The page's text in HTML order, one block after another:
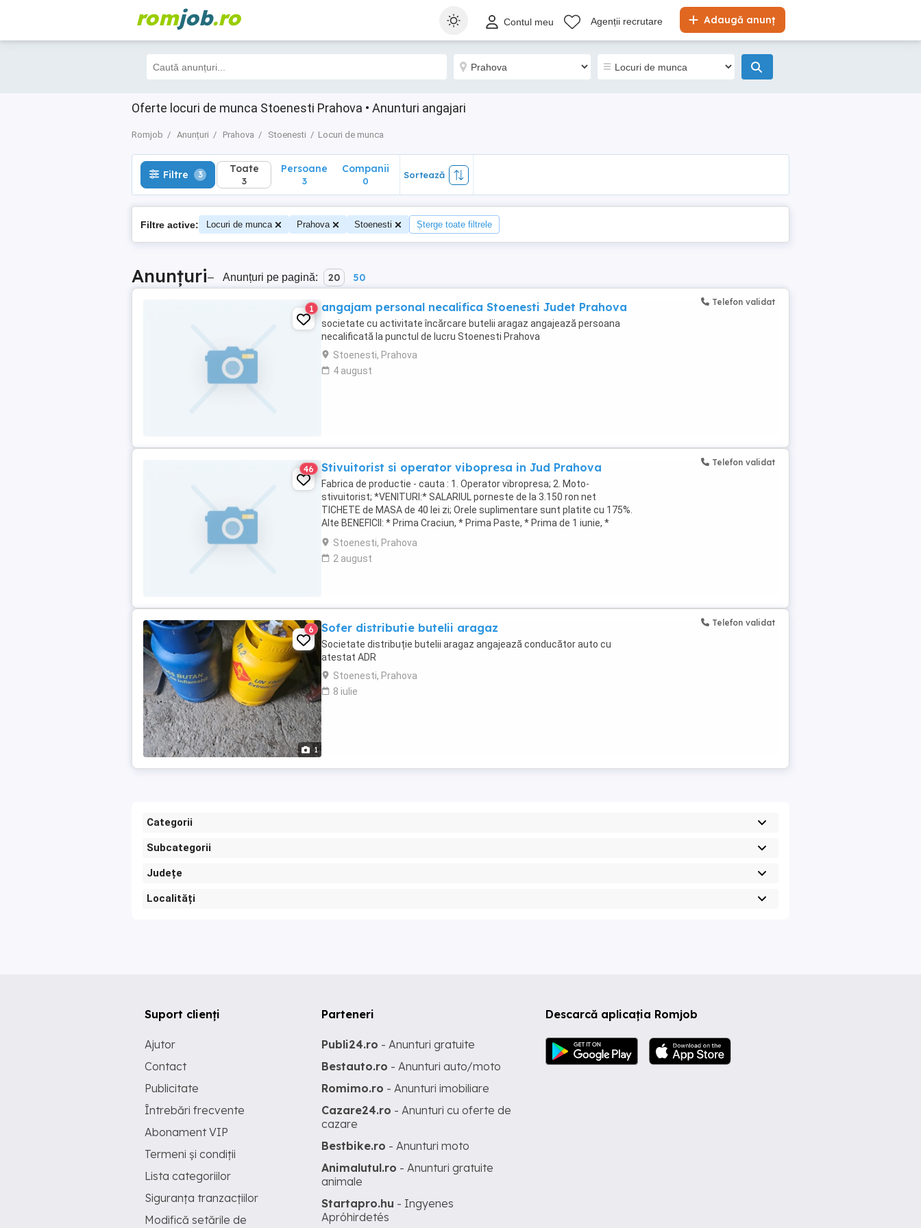
romjob.ro Adaugă anunț
Contul meu Agenții recrutare
Oferte locuri de munca Stoenesti Prahova • Anunturi angajari
Romjob Anunțuri Prahova Stoenesti Locuri de munca
Filtre 3 Toate
3
Filtre 3 Toate
3
Persoane
3
Companii
0
Sortează
Filtre active: Locuri de munca Prahova Stoenesti Șterge toate filtrele
Anunțuri– Anunțuri pe pagină: 20 50
1 angajam personal necalifica Stoenesti Judet Prahova
societate cu activitate încărcare butelii aragaz angajează persoana
necalificată la punctul de lucru Stoenesti Prahova
Stoenesti, Prahova
4 august
Telefon validat
46 Stivuitorist si operator vibopresa in Jud Prahova
Fabrica de productie - cauta : 1. Operator vibropresa; 2. Moto-
stivuitorist; *VENITURI:* SALARIUL porneste de la 3.150 ron net
TICHETE de MASA de 40 lei zi; Orele suplimentare sunt platite cu 175%.
Alte BENEFICII: * Prima Craciun, * Prima Paste, * Prima de 1 iunie, *
Bonusuri de productivitate, ...
Stoenesti, Prahova
2 august
Telefon validat
1
6 Sofer distributie butelii aragaz
Societate distribuție butelii aragaz angajează conducător auto cu
atestat ADR
Stoenesti, Prahova
8 iulie
Telefon validat
Categorii
Subcategorii
Județe
Localități
Descarcă aplicația Romjob
Suport clienți
Ajutor
Contact
Publicitate
Întrebări frecvente
Abonament VIP
Termeni și condiții
Lista categoriilor
Siguranța tranzacțiilor
Modifică setările de
Parteneri
Publi24.ro - Anunturi gratuite
Bestauto.ro - Anunturi auto/moto
Romimo.ro - Anunturi imobiliare
Cazare24.ro - Anunturi cu oferte de
cazare
Bestbike.ro - Anunturi moto
Animalutul.ro - Anunturi gratuite
animale
Startapro.hu - Ingyenes
Apróhirdetés